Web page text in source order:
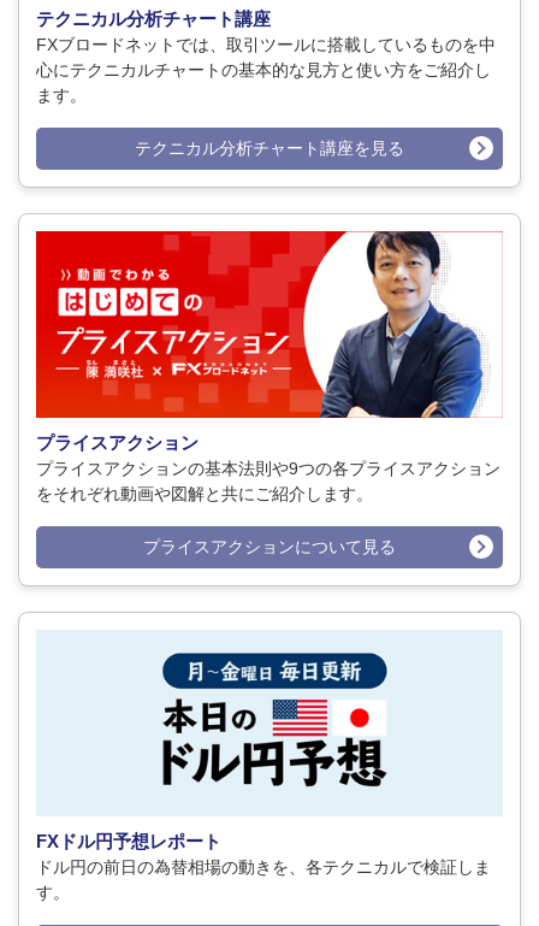
テクニカル分析チャート講座
FXブロードネットでは、取引ツールに搭載しているものを中
心にテクニカルチャートの基本的な見方と使い方をご紹介し
ます。
テクニカル分析チャート講座を見る
プライスアクション
プライスアクションの基本法則や9つの各プライスアクション
をそれぞれ動画や図解と共にご紹介します。
プライスアクションについて見る
FXドル円予想レポート
ドル円の前日の為替相場の動きを、各テクニカルで検証しま
す。